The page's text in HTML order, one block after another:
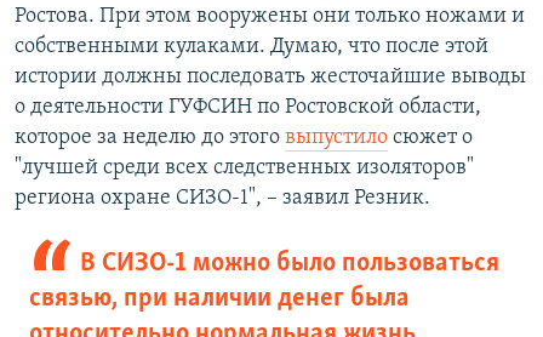
Ростова. При этом вооружены они только ножами и
собственными кулаками. Думаю, что после этой
истории должны последовать жесточайшие выводы
о деятельности ГУФСИН по Ростовской области,
которое за неделю до этого выпустило сюжет о
"лучшей среди всех следственных изоляторов"
региона охране СИЗО-1", – заявил Резник.
В СИЗО-1 можно было пользоваться
связью, при наличии денег была